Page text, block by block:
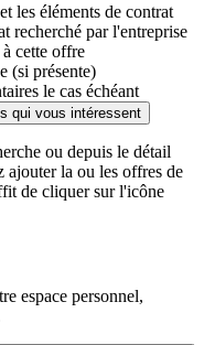
les éléments de contrat
recherché par l'entreprise
cette offre
(si présente)
le cas échéant
qui vous intéressent
ou depuis le détail
ajouter la ou les offres de
de cliquer sur l'icône
espace personnel,